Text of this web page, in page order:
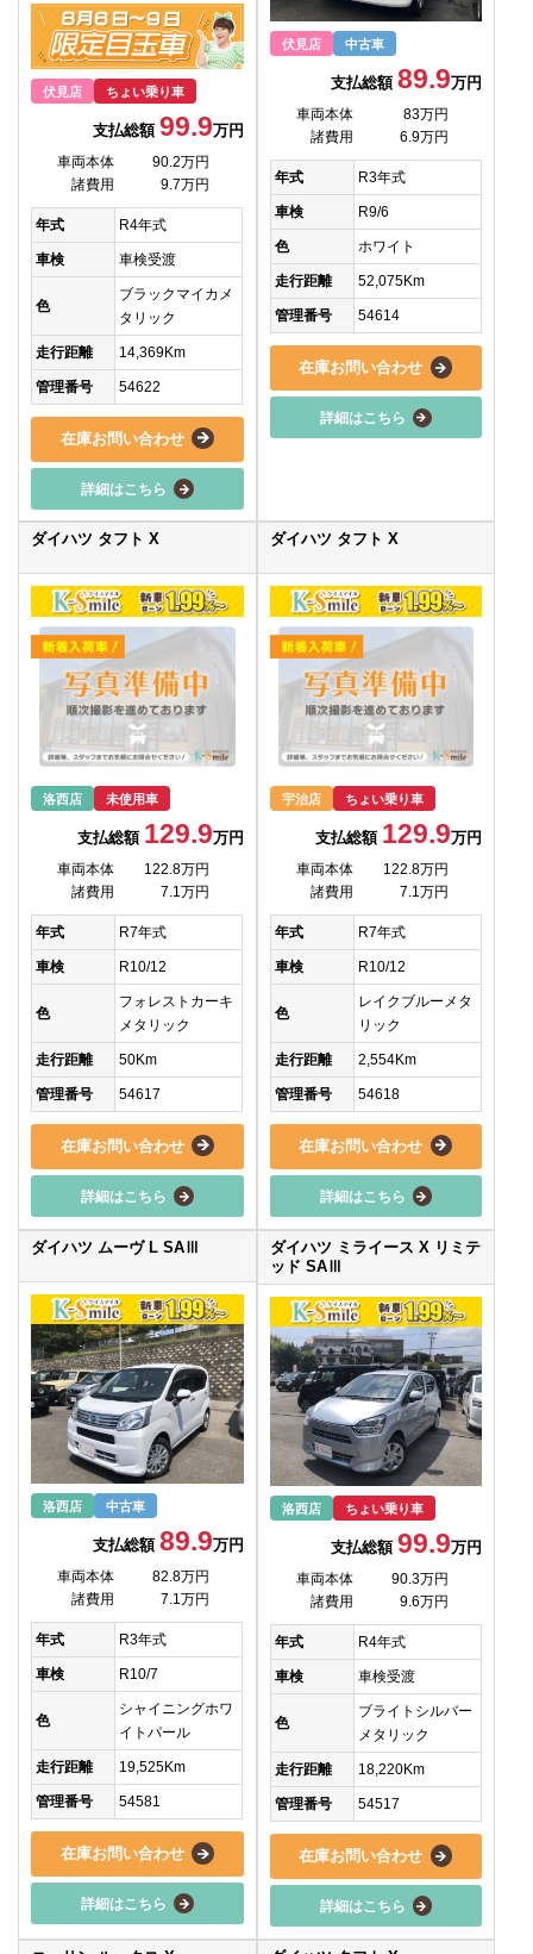
伏見店 ちょい乗り車
支払総額 99.9万円
車両本体
90.2万円
諸費用
9.7万円
年式 R4年式
車検 車検受渡
色
ブラックマイカメ
タリック
走行距離 14,369Km
管理番号 54622
在庫お問い合わせ
詳細はこちら
伏見店 中古車
支払総額89.9万円
車両本体
83万円
諸費用
6.9万円
年式 R3年式
車検 R9/6
色 ホワイト
走行距離 52,075Km
管理番号 54614
在庫お問い合わせ
詳細はこちら
ダイハツ タフト X
洛西店 未使用車
支払総額 129.9万円
車両本体
122.8万円
諸費用
7.1万円
年式 R7年式
車検 R10/12
色
フォレストカーキ
メタリック
走行距離 50Km
管理番号 54617
在庫お問い合わせ
詳細はこちら
ダイハツ タフト X
宇治店 ちょい乗り車
支払総額 129.9万円
車両本体
122.8万円
諸費用
7.1万円
年式 R7年式
車検 R10/12
色
レイクブルーメタ
リック
走行距離 2,554Km
管理番号 54618
在庫お問い合わせ
詳細はこちら
ダイハツ ムーヴ L SAⅢ
洛西店 中古車
支払総額 89.9万円
車両本体
82.8万円
諸費用
7.1万円
年式 R3年式
車検 R10/7
色
シャイニングホワ
イトパール
走行距離 19,525Km
管理番号 54581
在庫お問い合わせ
詳細はこちら
ダイハツ ミライース X リミテ
ッド SAⅢ
洛西店 ちょい乗り車
支払総額 99.9万円
車両本体
90.3万円
諸費用
9.6万円
年式 R4年式
車検 車検受渡
色
ブライトシルバー
メタリック
走行距離 18,220Km
管理番号 54517
在庫お問い合わせ
詳細はこちら